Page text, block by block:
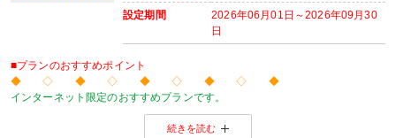
設定期間
2026年06月01日～2026年09月30
日
■プランのおすすめポイント
◆ ◇ ◆ ◇ ◆ ◇ ◆ ◇ ◆
インターネット限定のおすすめプランです。
温泉旅館から市内のホテルまで人気のお宿をご用意！
※店頭・電話・メールでのお問合せや申込みは出来ません。
続きを読む